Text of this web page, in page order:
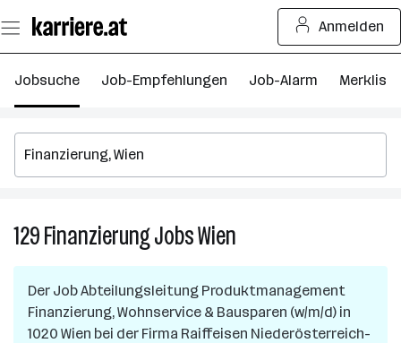
Seiteninhalt
springen
Anmelden
Jobsuche Job-Empfehlungen Job-Alarm Merkliste
129FinanzierungJobsWien
in
Wien
Der JobAbteilungsleitung Produktmanagement
Finanzierung, Wohnservice & Bausparen (w/m/d) in
1020 Wien bei der Firma Raiffeisen Niederösterreich-